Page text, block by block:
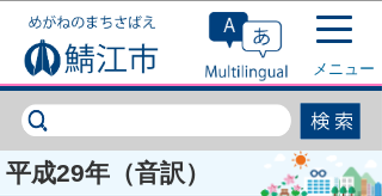
このページの本文へ移動
メニュー
平成29年（音訳）